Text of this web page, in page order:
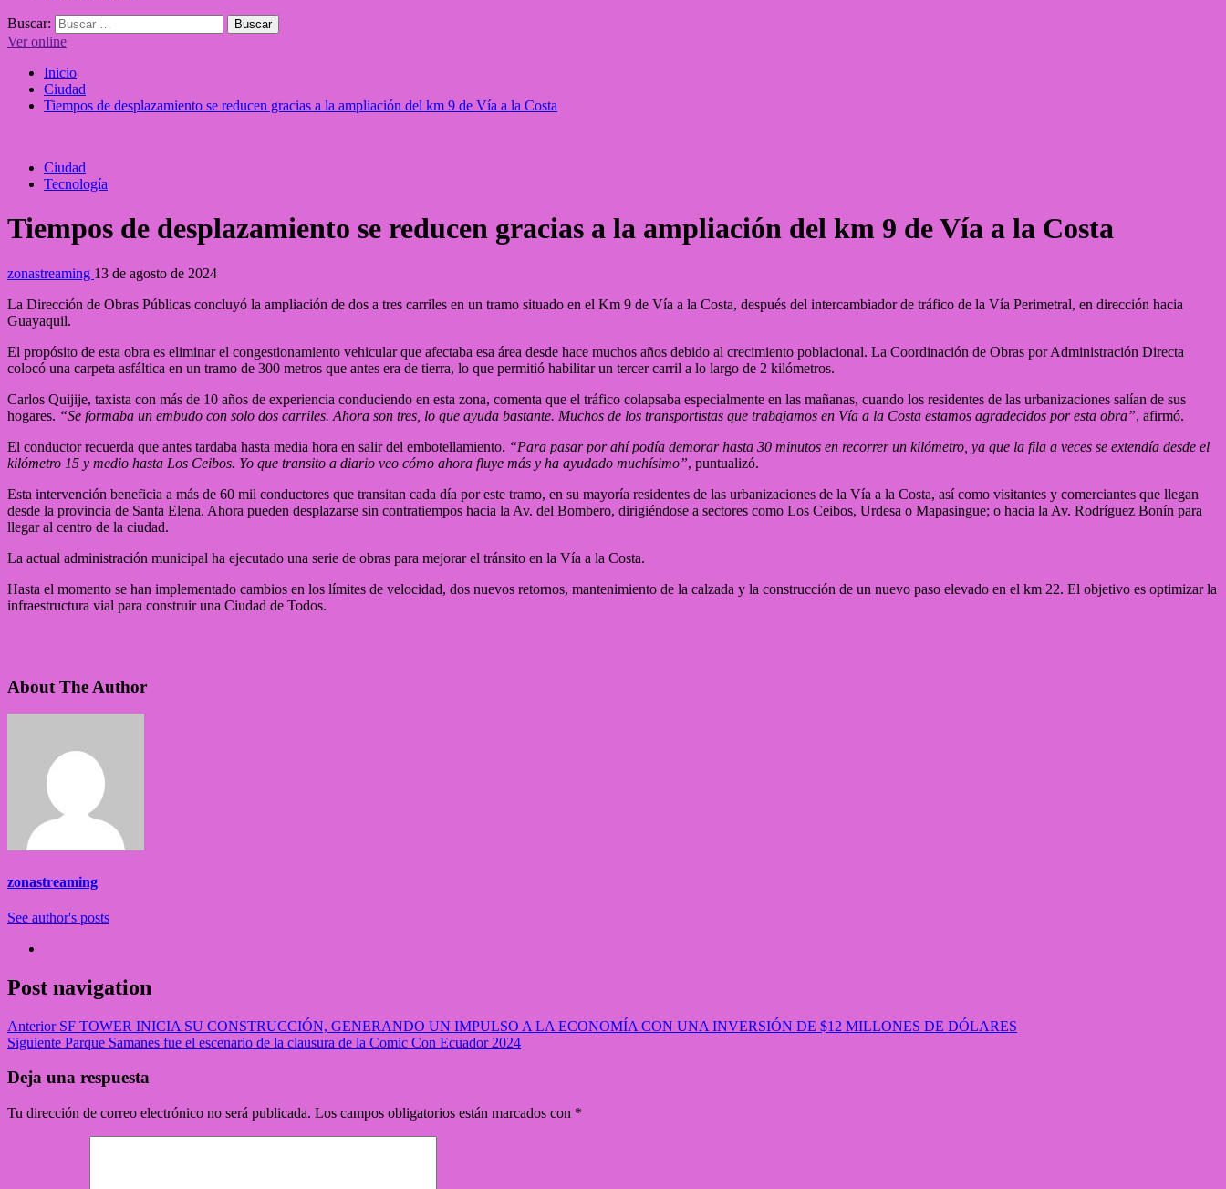
Buscar:
Ver online
Inicio
Ciudad
Tiempos de desplazamiento se reducen gracias a la ampliación del km 9 de Vía a la Costa
Ciudad
Tecnología
Tiempos de desplazamiento se reducen gracias a la ampliación del km 9 de Vía a la Costa
zonastreaming 13 de agosto de 2024
La Dirección de Obras Públicas concluyó la ampliación de dos a tres carriles en un tramo situado en el Km 9 de Vía a la Costa, después del intercambiador de tráfico de la Vía Perimetral, en dirección hacia
Guayaquil.
El propósito de esta obra es eliminar el congestionamiento vehicular que afectaba esa área desde hace muchos años debido al crecimiento poblacional. La Coordinación de Obras por Administración Directa
colocó una carpeta asfáltica en un tramo de 300 metros que antes era de tierra, lo que permitió habilitar un tercer carril a lo largo de 2 kilómetros.
Carlos Quijije, taxista con más de 10 años de experiencia conduciendo en esta zona, comenta que el tráfico colapsaba especialmente en las mañanas, cuando los residentes de las urbanizaciones salían de sus
hogares. “Se formaba un embudo con solo dos carriles. Ahora son tres, lo que ayuda bastante. Muchos de los transportistas que trabajamos en Vía a la Costa estamos agradecidos por esta obra”, afirmó.
El conductor recuerda que antes tardaba hasta media hora en salir del embotellamiento. “Para pasar por ahí podía demorar hasta 30 minutos en recorrer un kilómetro, ya que la fila a veces se extendía desde el
kilómetro 15 y medio hasta Los Ceibos. Yo que transito a diario veo cómo ahora fluye más y ha ayudado muchísimo”, puntualizó.
Esta intervención beneficia a más de 60 mil conductores que transitan cada día por este tramo, en su mayoría residentes de las urbanizaciones de la Vía a la Costa, así como visitantes y comerciantes que llegan
desde la provincia de Santa Elena. Ahora pueden desplazarse sin contratiempos hacia la Av. del Bombero, dirigiéndose a sectores como Los Ceibos, Urdesa o Mapasingue; o hacia la Av. Rodríguez Bonín para
llegar al centro de la ciudad.
La actual administración municipal ha ejecutado una serie de obras para mejorar el tránsito en la Vía a la Costa.
Hasta el momento se han implementado cambios en los límites de velocidad, dos nuevos retornos, mantenimiento de la calzada y la construcción de un nuevo paso elevado en el km 22. El objetivo es optimizar la
infraestructura vial para construir una Ciudad de Todos.
About The Author
zonastreaming
See author's posts
Post navigation
AnteriorSF TOWER INICIA SU CONSTRUCCIÓN, GENERANDO UN IMPULSO A LA ECONOMÍA CON UNA INVERSIÓN DE $12 MILLONES DE DÓLARES
Siguiente Parque Samanes fue el escenario de la clausura de la Comic Con Ecuador 2024
Deja una respuesta
Tu dirección de correo electrónico no será publicada. Los campos obligatorios están marcados con *